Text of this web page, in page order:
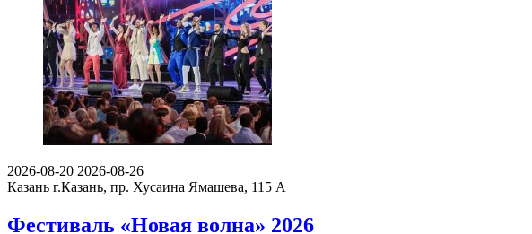
Будьте корректны, и соблюдайте правила приличия.
Смотрите также события